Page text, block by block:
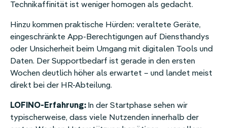
Technikaffinität ist weniger homogen als gedacht.
Hinzu kommen praktische Hürden: veraltete Geräte,
eingeschränkte App-Berechtigungen auf Diensthandys
oder Unsicherheit beim Umgang mit digitalen Tools und
Daten. Der Supportbedarf ist gerade in den ersten
Wochen deutlich höher als erwartet – und landet meist
direkt bei der HR-Abteilung.
LOFINO-Erfahrung: In der Startphase sehen wir
typischerweise, dass viele Nutzenden innerhalb der